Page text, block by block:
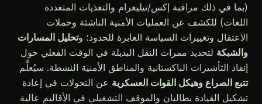
في ذلك مراقبة إكس/تيليغرام والتغذيات المتعددة
للكشف عن العمليات الأمنية الناشئة وحملات
وتغييرات السياسة العابرة للحدود؛ وتحليل المسارات
لتحديد ممرات النقل البديلة في الوقت الفعلي حول
التأشيرات الباكستانية والمناطق الأمنية النشطة. سيُعلِّم
الصراع وهيكل القوات العسكريةعن التحولات في إعادة
القيادة بطالبان والموقف التشغيلي في الأقاليم عالية